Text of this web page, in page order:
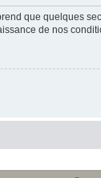
que quelques
de nos